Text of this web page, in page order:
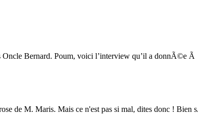
Bernard. Poum, voici l’interview qu’il a
de M. Maris. Mais ce n'est pas si mal, dites donc !